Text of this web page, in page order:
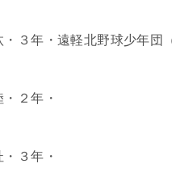
３年・遠軽北野球少年団
２年・
３年・